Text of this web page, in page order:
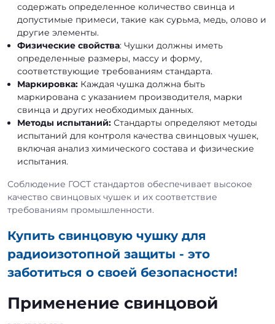
содержать определенное количество свинца и
допустимые примеси, такие как сурьма, медь, олово и
другие элементы.
Физические свойства: Чушки должны иметь
определенные размеры, массу и форму,
соответствующие требованиям стандарта.
Маркировка: Каждая чушка должна быть
маркирована с указанием производителя, марки
свинца и других необходимых данных.
Методы испытаний: Стандарты определяют методы
испытаний для контроля качества свинцовых чушек,
включая анализ химического состава и физические
испытания.
Соблюдение ГОСТ стандартов обеспечивает высокое
качество свинцовых чушек и их соответствие
требованиям промышленности.
Купить свинцовую чушку для
радиоизотопной защиты - это
заботиться о своей безопасности!
Применение свинцовой